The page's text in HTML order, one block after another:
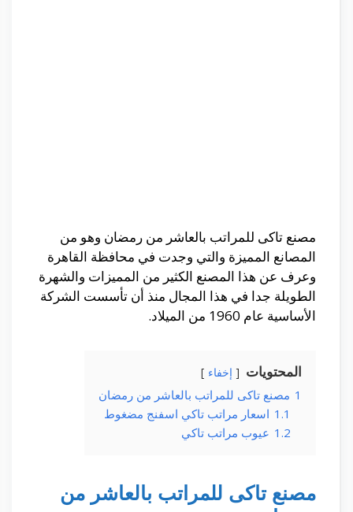
مصنع تاكى للمراتب بالعاشر من رمضان وهو من
المصانع المميزة والتي وجدت في محافظة القاهرة
وعرف عن هذا المصنع الكثير من المميزات والشهرة
الطويلة جدا في هذا المجال منذ أن تأسست الشركة
الأساسية عام 1960 من الميلاد.
المحتويات إخفاء
1 مصنع تاكى للمراتب بالعاشر من رمضان
1.1 اسعار مراتب تاكي اسفنج مضغوط
1.2 عيوب مراتب تاكي
مصنع تاكى للمراتب بالعاشر من